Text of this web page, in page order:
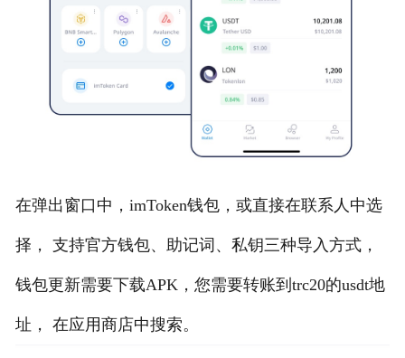
在弹出窗口中，imToken钱包，或直接在联系人中选
择， 支持官方钱包、助记词、私钥三种导入方式，
钱包更新需要下载APK，您需要转账到trc20的usdt地
址， 在应用商店中搜索。